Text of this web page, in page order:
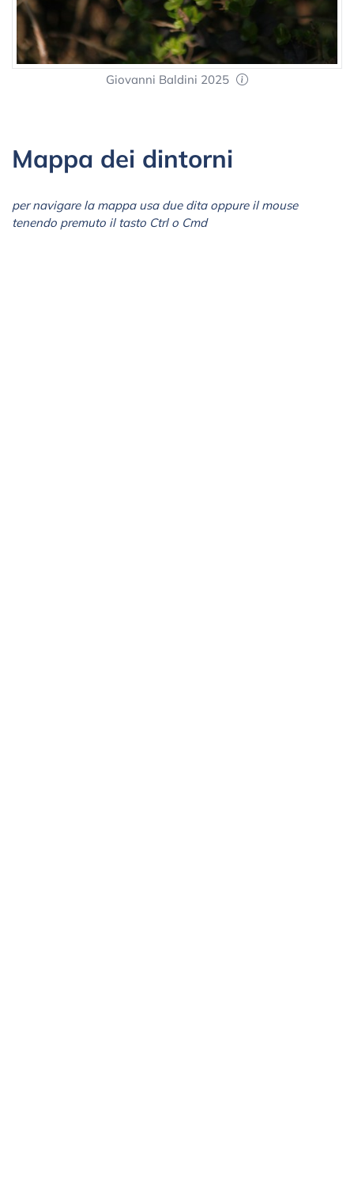
Giovanni Baldini 2025
Mappa dei dintorni
per navigare la mappa usa due dita oppure il mouse
tenendo premuto il tasto Ctrl o Cmd